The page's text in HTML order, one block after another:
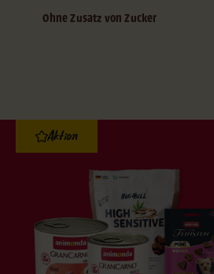
Ohne Zusatz von Zucker
Aktion